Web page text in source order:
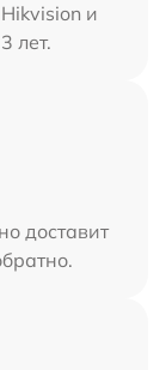
и
лет.
доставит